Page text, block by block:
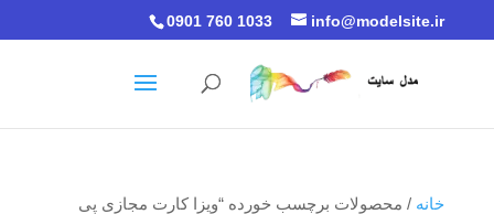
0901 760 1033 info@modelsite.ir
خانه / محصولات برچسب خورده “ویزا کارت مجازی پی